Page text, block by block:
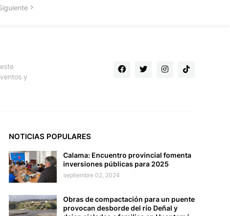
y
NOTICIAS POPULARES
Calama: Encuentro provincial fomenta
inversiones públicas para 2025
septiembre 02, 2024
Obras de compactación para un puente
provocan desborde del río Deñal y